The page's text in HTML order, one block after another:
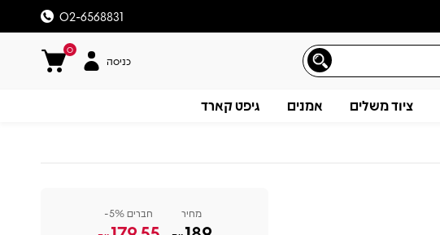
02-6568831
0
כניסה
ציוד משלים אמנים גיפט קארד
מחיר חברים 5%-